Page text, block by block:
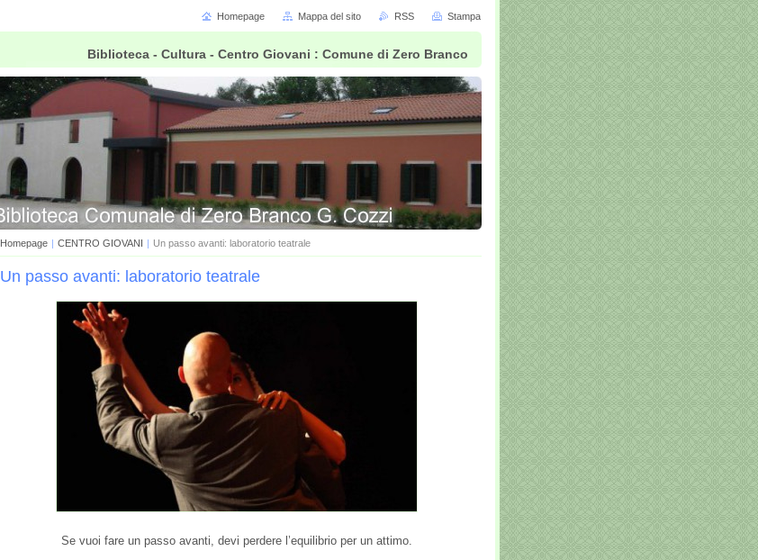
Biblioteca - Cultura - Centro Giovani : Comune di Zero Branco
Homepage | CENTRO GIOVANI | Un passo avanti: laboratorio teatrale
Un passo avanti: laboratorio teatrale
Se vuoi fare un passo avanti, devi perdere l’equilibrio per un attimo.
Homepage Mappa del sito RSS Stampa